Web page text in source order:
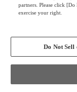
partners. Please click
exercise your right.
Do Not